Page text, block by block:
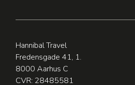
Hannibal Travel
Fredensgade 41, 1.
8000 Aarhus C
CVR: 28485581